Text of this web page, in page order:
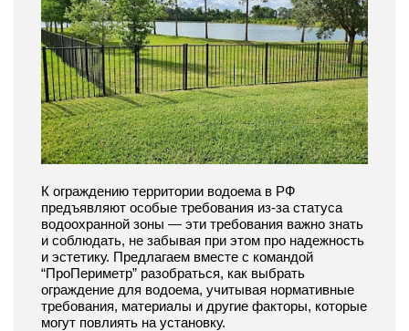
К ограждению территории водоема в РФ
предъявляют особые требования из-за статуса
водоохранной зоны — эти требования важно знать
и соблюдать, не забывая при этом про надежность
и эстетику. Предлагаем вместе с командой
“ПроПериметр” разобраться, как выбрать
ограждение для водоема, учитывая нормативные
требования, материалы и другие факторы, которые
могут повлиять на установку.